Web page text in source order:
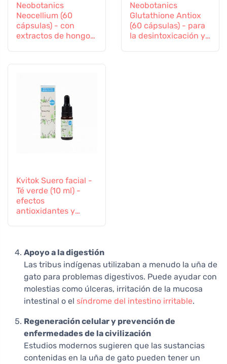
Neobotanics
Neocellium (60
cápsulas) - con
extractos de hongos
Neobotanics
Glutathione Antiox
(60 cápsulas) - para
la desintoxicación y
Kvitok Suero facial -
Té verde (10 ml) -
efectos
antioxidantes y
Apoyo a la digestión
Las tribus indígenas utilizaban a menudo la uña de
gato para problemas digestivos. Puede ayudar con
molestias como úlceras, irritación de la mucosa
intestinal o el síndrome del intestino irritable.
Regeneración celular y prevención de
enfermedades de la civilización
Estudios modernos sugieren que las sustancias
contenidas en la uña de gato pueden tener un